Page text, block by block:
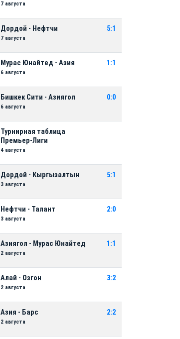
7 августа
Дордой - Нефтчи
7 августа
5:1
Мурас Юнайтед - Азия
6 августа
1:1
Бишкек Сити - Азиягол
6 августа
0:0
Турнирная таблица
Премьер-Лиги
4 августа
Дордой - Кыргызалтын
3 августа
5:1
Нефтчи - Талант
3 августа
2:0
Азиягол - Мурас Юнайтед
2 августа
1:1
Алай - Озгон
2 августа
3:2
Азия - Барс
2 августа
2:2